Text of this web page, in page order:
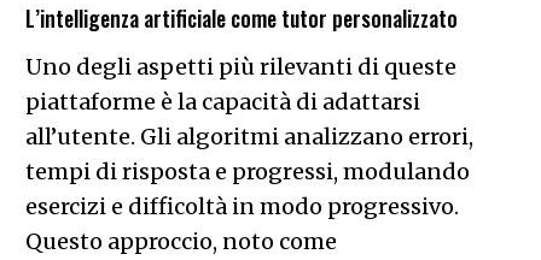
L’intelligenza artificiale come tutor personalizzato
Uno degli aspetti più rilevanti di queste
piattaforme è la capacità di adattarsi
all’utente. Gli algoritmi analizzano errori,
tempi di risposta e progressi, modulando
esercizi e difficoltà in modo progressivo.
Questo approccio, noto come